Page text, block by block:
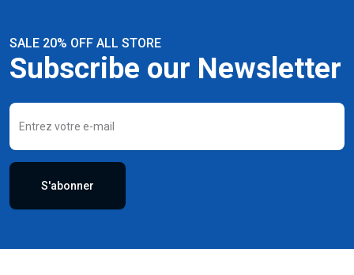
SALE 20% OFF ALL STORE
Subscribe our Newsletter
S'abonner